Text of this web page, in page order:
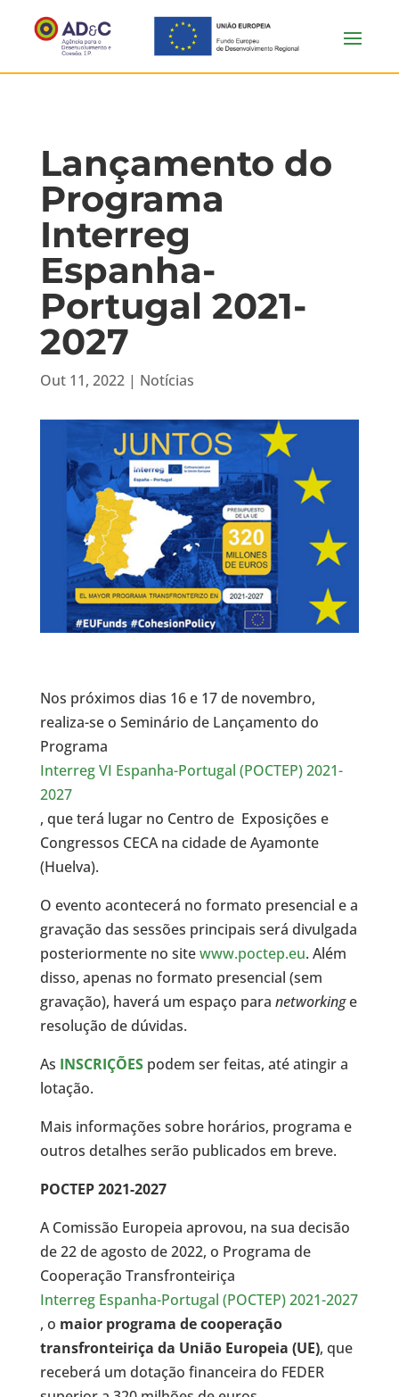
Lançamento do
Programa
Interreg
Espanha-
Portugal 2021-
2027
Out 11, 2022| Notícias
Nos próximos dias 16 e 17 de novembro,
realiza-se o Seminário de Lançamento do
Programa
Interreg VI Espanha-Portugal (POCTEP) 2021-
2027
, que terá lugar no Centro de Exposições e
Congressos CECA na cidade de Ayamonte
(Huelva).
O evento acontecerá no formato presencial e a
gravação das sessões principais será divulgada
posteriormente no sitewww.poctep.eu. Além
disso, apenas no formato presencial (sem
gravação), haverá um espaço para networkinge
resolução de dúvidas.
As INSCRIÇÕESpodem ser feitas, até atingir a
lotação.
Mais informações sobre horários, programa e
outros detalhes serão publicados em breve.
POCTEP 2021-2027
A Comissão Europeia aprovou, na sua decisão
de 22 de agosto de 2022, o Programa de
Cooperação Transfronteiriça
Interreg Espanha-Portugal (POCTEP) 2021-2027
, o maior programa de cooperação
transfronteiriça da União Europeia (UE), que
receberá um dotação financeira do FEDER